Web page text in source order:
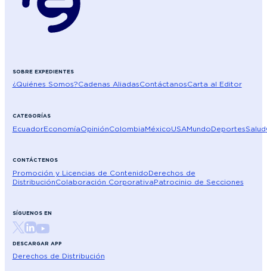
SOBRE EXPEDIENTES
¿Quiénes Somos?Cadenas AliadasContáctanosCarta al Editor
CATEGORÍAS
EcuadorEconomíaOpiniónColombiaMéxicoUSAMundoDeportesSalud
CONTÁCTENOS
Promoción y Licencias de ContenidoDerechos de
DistribuciónColaboración CorporativaPatrocinio de Secciones
SÍGUENOS EN
DESCARGAR APP
Derechos de Distribución